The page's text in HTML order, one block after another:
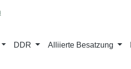
DDR Alliierte Besatzung